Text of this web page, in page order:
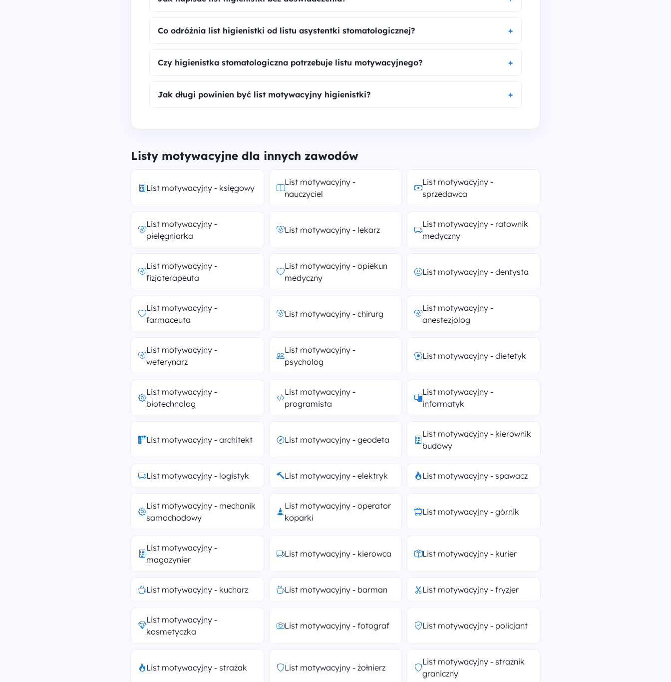
Co odróżnia list higienistki od listu asystentki stomatologicznej?
Czy higienistka stomatologiczna potrzebuje listu motywacyjnego?
Jak długi powinien być list motywacyjny higienistki?
Listy motywacyjne dla innych zawodów
List motywacyjny - księgowy
List motywacyjny -
nauczyciel
List motywacyjny -
sprzedawca
List motywacyjny -
pielęgniarka
List motywacyjny - lekarz
List motywacyjny - ratownik
medyczny
List motywacyjny -
fizjoterapeuta
List motywacyjny - opiekun
medyczny
List motywacyjny - dentysta
List motywacyjny -
farmaceuta
List motywacyjny - chirurg
List motywacyjny -
anestezjolog
List motywacyjny -
weterynarz
List motywacyjny -
psycholog
List motywacyjny - dietetyk
List motywacyjny -
biotechnolog
List motywacyjny -
programista
List motywacyjny -
informatyk
List motywacyjny - architekt List motywacyjny - geodeta
List motywacyjny - kierownik
budowy
List motywacyjny - logistyk List motywacyjny - elektryk List motywacyjny - spawacz
List motywacyjny - mechanik
samochodowy
List motywacyjny - operator
koparki
List motywacyjny - górnik
List motywacyjny -
magazynier
List motywacyjny - kierowca List motywacyjny - kurier
List motywacyjny - kucharz List motywacyjny - barman List motywacyjny - fryzjer
List motywacyjny -
kosmetyczka
List motywacyjny - fotograf List motywacyjny - policjant
List motywacyjny - strażak List motywacyjny - żołnierz
List motywacyjny - strażnik
graniczny